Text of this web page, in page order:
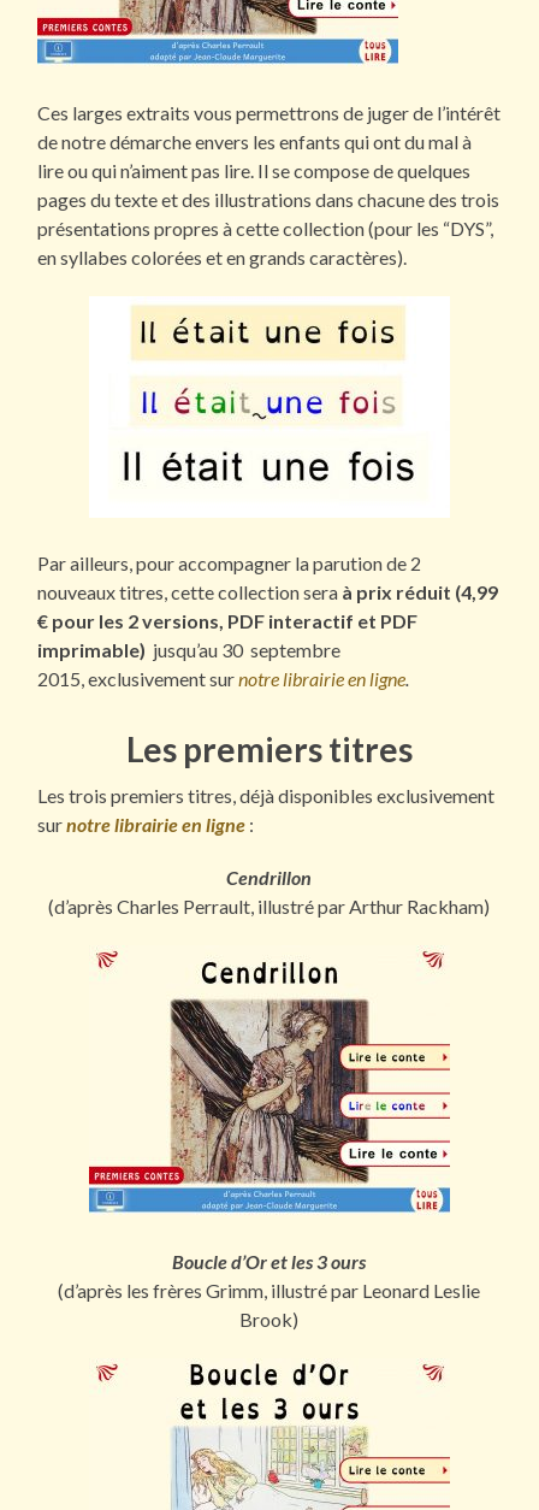
Ces larges extraits vous permettrons de juger de l’intérêt
de notre démarche envers les enfants qui ont du mal à
lire ou qui n’aiment pas lire. Il se compose de quelques
pages du texte et des illustrations dans chacune des trois
présentations propres à cette collection (pour les “DYS”,
en syllabes colorées et en grands caractères).
Par ailleurs, pour accompagner la parution de 2
nouveaux titres, cette collection sera à prix réduit (4,99
€ pour les 2 versions, PDF interactif et PDF
imprimable) jusqu’au 30 septembre
2015, exclusivement surnotre librairie en ligne.
Les premiers titres
Les trois premiers titres, déjà disponibles exclusivement
surnotre librairie en ligne :
Cendrillon
(d’après Charles Perrault, illustré par Arthur Rackham)
Boucle d’Or et les 3 ours
(d’après les frères Grimm, illustré par Leonard Leslie
Brook)